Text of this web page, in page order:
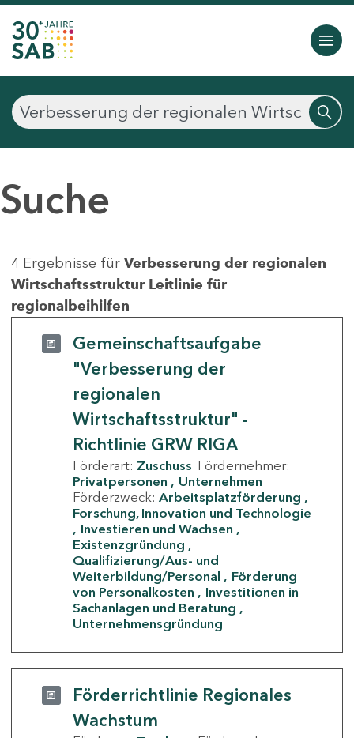
Suche
4 Ergebnisse für Verbesserung der regionalen
Wirtschaftsstruktur Leitlinie für
regionalbeihilfen
Gemeinschaftsaufgabe
"Verbesserung der
regionalen
Wirtschaftsstruktur" -
Richtlinie GRW RIGA
Förderart: Zuschuss Fördernehmer:
Privatpersonen
Unternehmen
Förderzweck: Arbeitsplatzförderung
Forschung, Innovation und Technologie
Investieren und Wachsen
Existenzgründung
Qualifizierung/Aus- und
Weiterbildung/Personal
Förderung
von Personalkosten
Investitionen in
Sachanlagen und Beratung
Unternehmensgründung
Förderrichtlinie Regionales
Wachstum